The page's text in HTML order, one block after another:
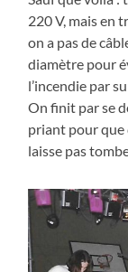
220 V, mais en
on a pas de
diamètre pour
l’incendie par
On finit par se
priant pour que
laisse pas